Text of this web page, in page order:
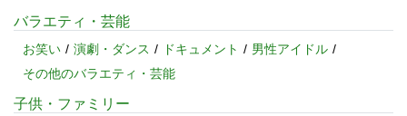
バラエティ・芸能
お笑い 演劇・ダンス ドキュメント
男性アイドル
その他のバラエティ・芸能
子供・ファミリー